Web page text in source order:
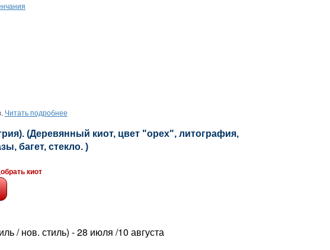
Читать подробнее
(Деревянный киот, цвет "орех", литография,
багет, стекло. )
киот
/ нов. стиль) - 28 июля /10 августа